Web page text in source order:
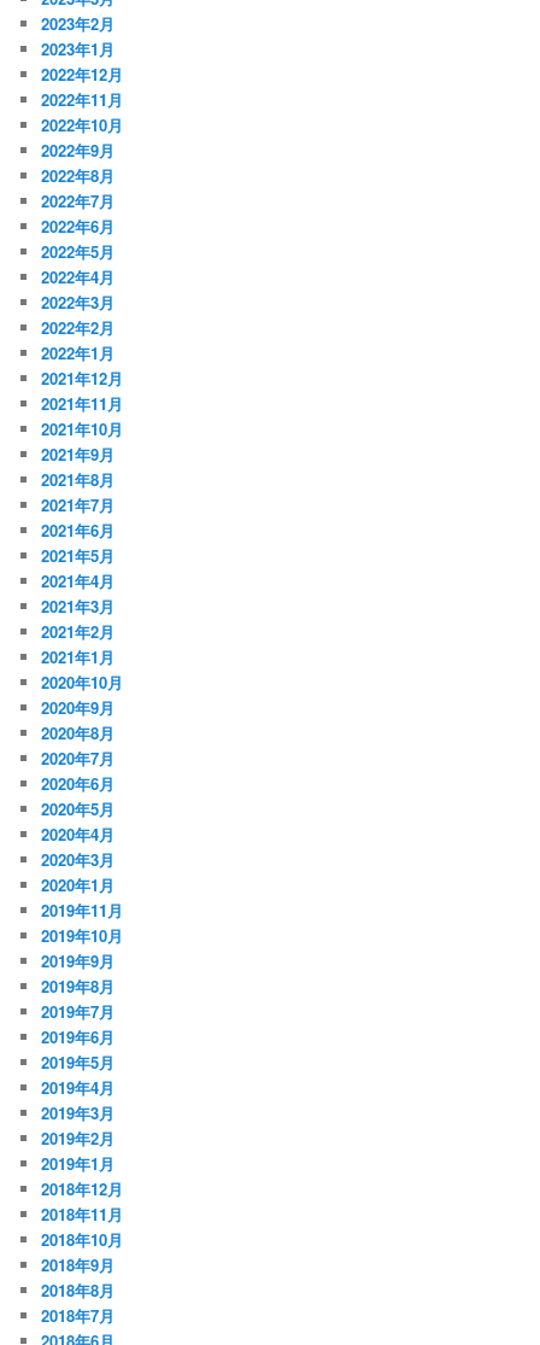
2023年2月
2023年1月
2022年12月
2022年11月
2022年10月
2022年9月
2022年8月
2022年7月
2022年6月
2022年5月
2022年4月
2022年3月
2022年2月
2022年1月
2021年12月
2021年11月
2021年10月
2021年9月
2021年8月
2021年7月
2021年6月
2021年5月
2021年4月
2021年3月
2021年2月
2021年1月
2020年10月
2020年9月
2020年8月
2020年7月
2020年6月
2020年5月
2020年4月
2020年3月
2020年1月
2019年11月
2019年10月
2019年9月
2019年8月
2019年7月
2019年6月
2019年5月
2019年4月
2019年3月
2019年2月
2019年1月
2018年12月
2018年11月
2018年10月
2018年9月
2018年8月
2018年7月